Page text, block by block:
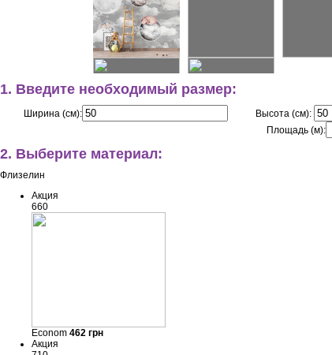
1. Введите необходимый размер:
Ширина (см):
Высота (см):
Площадь (м):
2. Выберите материал:
Флизелин
Акция
660
Econom 462 грн
Акция